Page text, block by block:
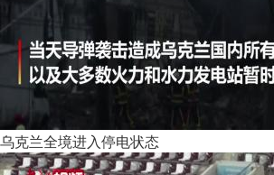
乌克兰全境进入停电状态